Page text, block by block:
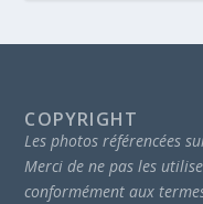
COPYRIGHT
Les photos référencées
Merci de ne pas les
conformément aux